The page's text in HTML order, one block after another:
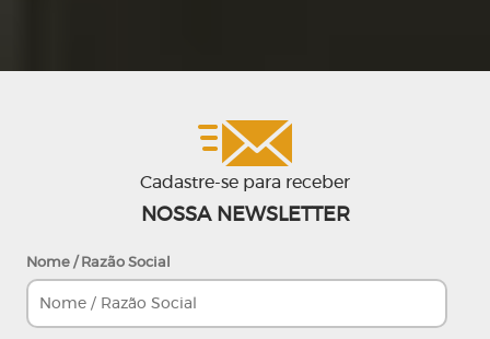
Cadastre-se para receber
NOSSA NEWSLETTER
Nome / Razão Social